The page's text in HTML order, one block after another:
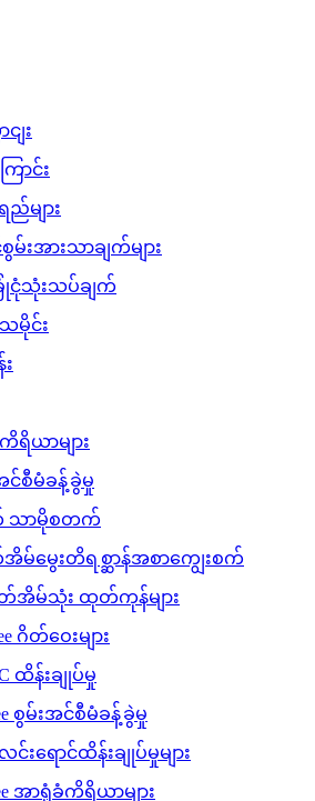
ျး
ာင်း
များ
းအားသာချက်များ
ငုံသုံးသပ်ချက်
မိုင်း
ရိယာများ
င်စီမံခန့်ခွဲမှု
သာမိုစတက်
မ်မွေးတိရစ္ဆာန်အစာကျွေးစက်
တ်အိမ်သုံး ထုတ်ကုန်များ
ဂိတ်ဝေးများ
ထိန်းချုပ်မှု
စွမ်းအင်စီမံခန့်ခွဲမှု
င်းရောင်ထိန်းချုပ်မှုများ
အာရုံခံကိရိယာများ